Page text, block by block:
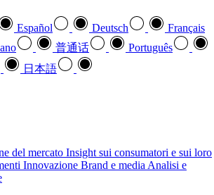
Español Deutsch
Français
普通话
Português
日本語
del mercato Insight sui consumatori e sui loro
Innovazione Brand e media Analisi e